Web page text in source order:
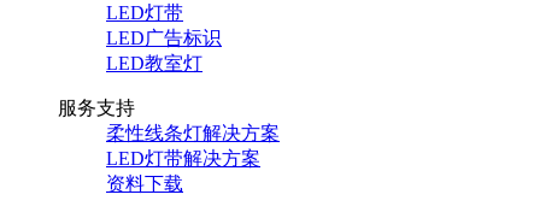
LED灯带
LED广告标识
LED教室灯
服务支持
柔性线条灯解决方案
LED灯带解决方案
资料下载